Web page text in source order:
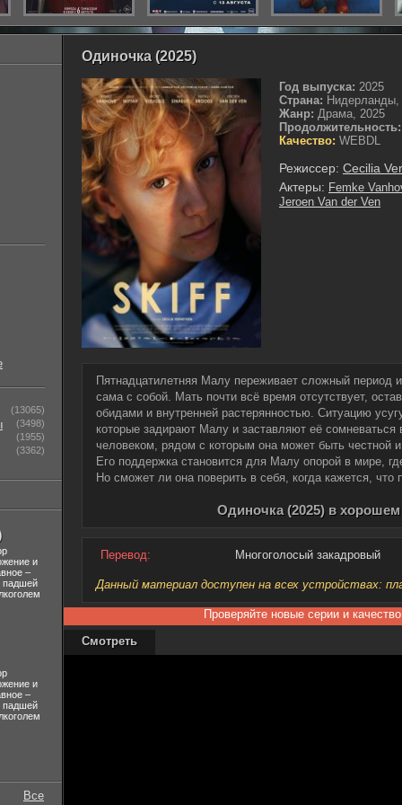
Одиночка (2025)
Год выпуска: 2025
Страна:
Жанр: Драма, 2025
Продолжительность:
Качество: WEBDL
Режиссер: Cecilia
Актеры: Femke
Jeroen Van der Ven
Пятнадцатилетняя Малу переживает сложный период
сама с собой. Мать почти всё время отсутствует,
обидами и внутренней растерянностью. Ситуацию
которые задирают Малу и заставляют её
человеком, рядом с которым она может быть честной
Его поддержка становится для Малу опорой в мире,
Но сможет ли она поверить в себя, когда кажется, что
Одиночка (2025) в хорошем
Перевод: Многоголосый закадровый
Данный материал доступен на всех устройствах:
Проверяйте новые серии и
Смотреть
(13065)
(3498)
(1955)
(3362)
и
–
падшей
и
–
падшей
Все